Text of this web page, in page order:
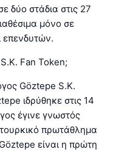
δύο στάδια στις 27
μόνο σε
επενδυτών.
S.K. Fan Token;
Göztepe S.K.
ιδρύθηκε στις 14
έγινε γνωστός
πρωτάθλημα
είναι η πρώτη